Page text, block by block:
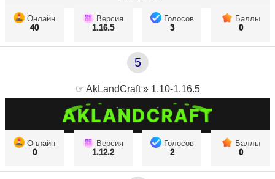
Онлайн
40
Версия
1.16.5
Голосов
3
Баллы
0
5
☞ AkLandCraft » 1.10-1.16.5
Онлайн
0
Версия
1.12.2
Голосов
2
Баллы
0